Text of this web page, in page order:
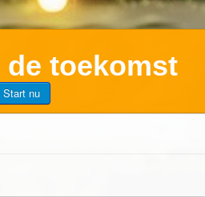
toekomst
Start nu